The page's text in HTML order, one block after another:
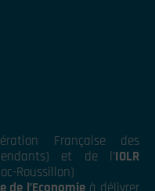
Française des
et de l’IOLR
Roussillon)